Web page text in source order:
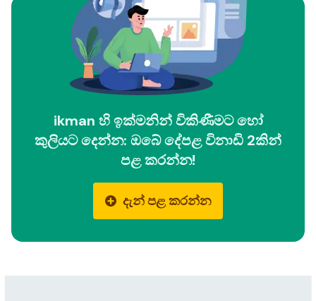
ikman හි ඉක්මනින් විකිණීමට හෝ
කුලියට දෙන්න: ඔබේ දේපළ විනාඩි 2කින්
පළ කරන්න!
දැන් පළ කරන්න